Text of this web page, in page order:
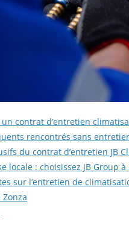
contrat d’entretien
rencontrés sans
du contrat d’entretien JB
locale : choisissez JB Group à
sur l’entretien de
Zonza